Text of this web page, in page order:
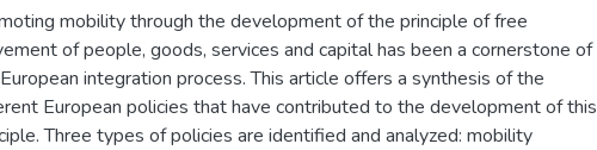
mobility through the development of the principle of free
of people, goods, services and capital has been a cornerstone of
integration process. This article offers a synthesis of the
European policies that have contributed to the development of this
Three types of policies are identified and analyzed: mobility